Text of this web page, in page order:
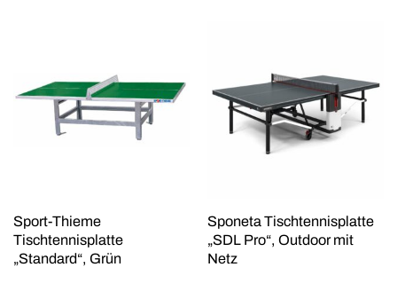
Sport-Thieme
Tischtennisplatte
„Standard“, Grün
Sponeta Tischtennisplatte
„SDL Pro“, Outdoor mit
Netz